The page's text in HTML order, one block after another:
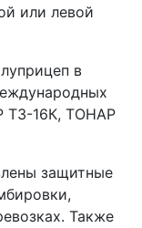
или левой
защитные
Также